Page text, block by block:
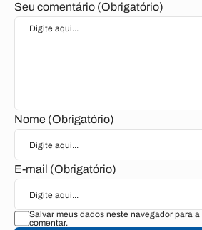
Seu comentário (Obrigatório)
Nome (Obrigatório)
E-mail (Obrigatório)
Salvar meus dados neste navegador para
comentar.